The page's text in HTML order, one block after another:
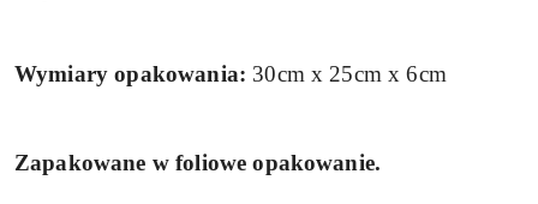
Wymiary opakowania: 30cm x 25cm x 6cm
Zapakowane w foliowe opakowanie.